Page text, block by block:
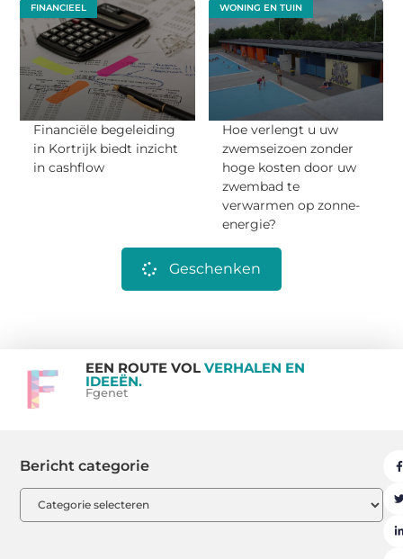
FINANCIEEL
Financiële begeleiding
in Kortrijk biedt inzicht
in cashflow
WONING EN TUIN
Hoe verlengt u uw
zwemseizoen zonder
hoge kosten door uw
zwembad te
verwarmen op zonne-
energie?
Geschenken
EEN ROUTE VOL VERHALEN EN
IDEEËN.
Fgenet
Bericht categorie